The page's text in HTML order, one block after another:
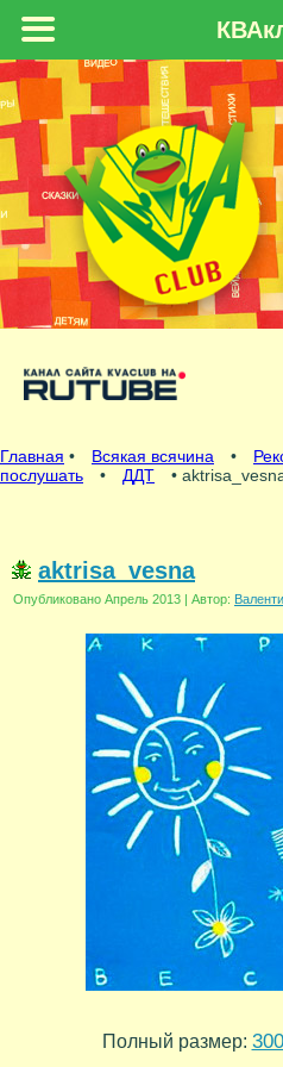
Главная • Всякая всячина •
послушать
• ДДТ •
aktrisa_vesna
Опубликовано Апрель 2013 | Автор:
Полный размер: